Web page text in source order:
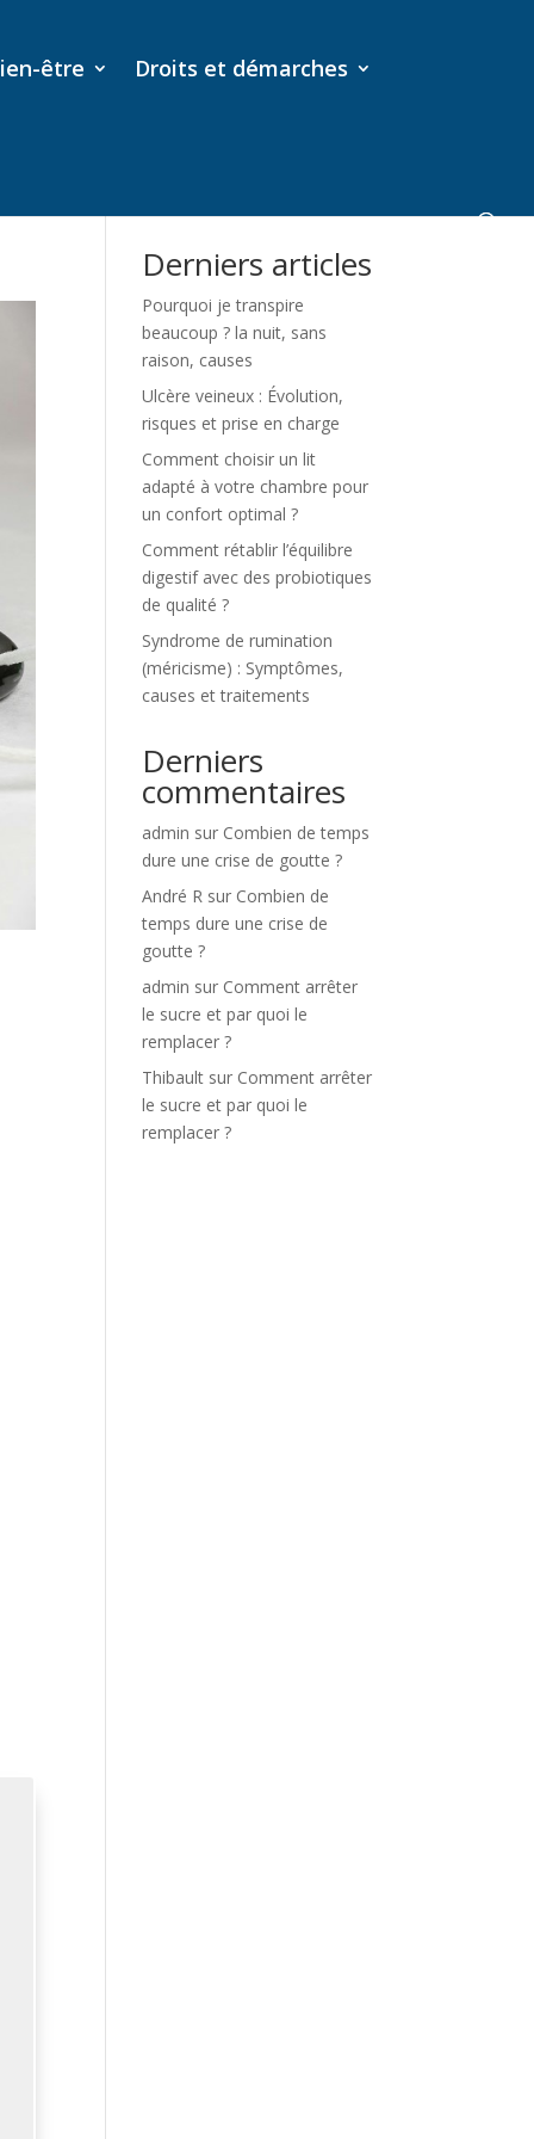
être Droits et démarches
Derniers articles
Pourquoi je transpire
beaucoup ? la nuit, sans
raison, causes
Ulcère veineux : Évolution,
risques et prise en charge
Comment choisir un lit
adapté à votre chambre pour
un confort optimal ?
Comment rétablir l’équilibre
digestif avec des probiotiques
de qualité ?
Syndrome de rumination
(méricisme) : Symptômes,
causes et traitements
Derniers
commentaires
admin sur Combien de temps
dure une crise de goutte ?
André R sur Combien de
temps dure une crise de
goutte ?
admin sur Comment arrêter
le sucre et par quoi le
remplacer ?
Thibault sur Comment arrêter
le sucre et par quoi le
remplacer ?